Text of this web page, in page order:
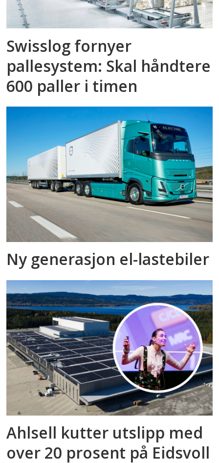
Swisslog fornyer
pallesystem: Skal håndtere
600 paller i timen
Ny generasjon el-lastebiler
Ahlsell kutter utslipp med
over 20 prosent på Eidsvoll